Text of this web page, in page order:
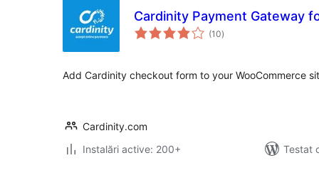
Cardinity Payment Gateway
(10total
aprecieri
)
Add Cardinity checkout form to your WooCommerce
Cardinity.com
Instalări active: 200+
Testat